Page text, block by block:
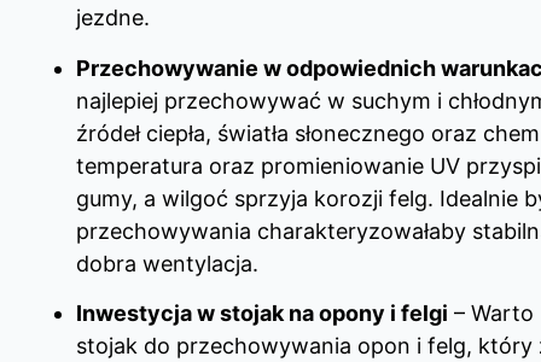
jezdne.
Przechowywanie w odpowiednich
najlepiej przechowywać w suchym i
źródeł ciepła, światła słonecznego oraz
temperatura oraz promieniowanie UV
gumy, a wilgoć sprzyja korozji felg. Idealnie
przechowywania charakteryzowałaby
dobra wentylacja.
Inwestycja w stojak na opony i felgi –
stojak do przechowywania opon i felg, który